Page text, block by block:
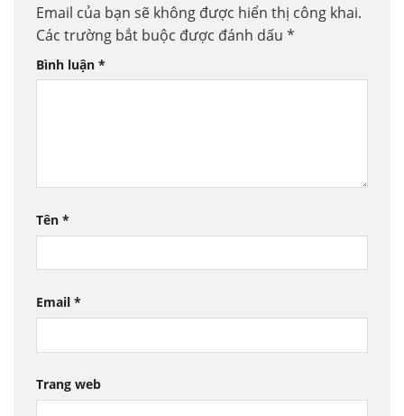
Email của bạn sẽ không được hiển thị công khai.
Các trường bắt buộc được đánh dấu *
Bình luận *
Tên *
Email *
Trang web